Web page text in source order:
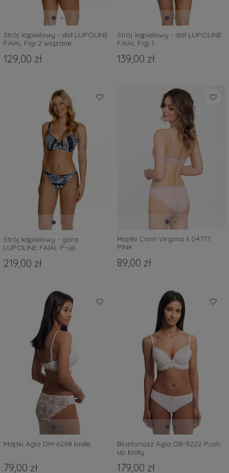
Strój kąpielowy - dół LUPOLINE
FAIAL Figi 2 wiązane
129,00 zł
Strój kąpielowy - dół LUPOLINE
FAIAL Figi 1
139,00 zł
Strój kąpielowy - góra
LUPOLINE FAIAL P-up
219,00 zł
Majtki Corin Virginia II 04771
PINK
89,00 zł
Majtki Agio DM-6298 białe
79,00 zł
Biustonosz Agio DB-9222 Push
up biały
179,00 zł